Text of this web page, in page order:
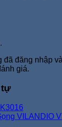
đăng nhập
giá.
tự